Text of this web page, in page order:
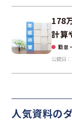
178
計算
勤怠
公開日
人気資料の